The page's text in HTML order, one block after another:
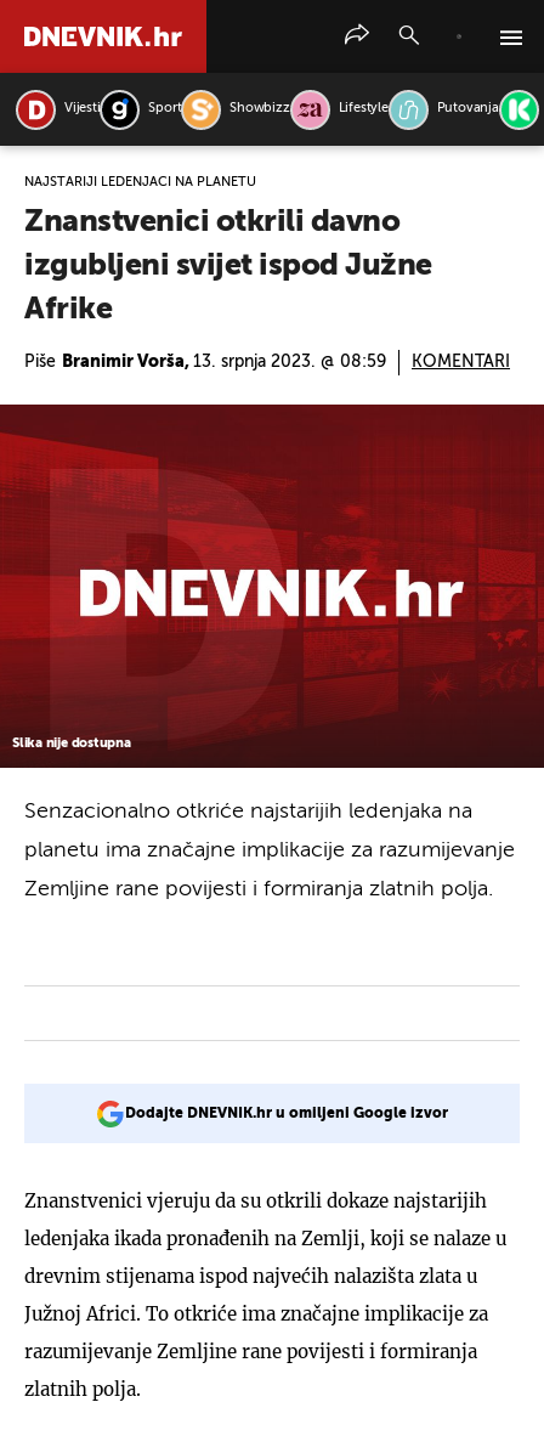
Vijesti Sport Showbizz Lifestyle Putovanja
NAJSTARIJI LEDENJACI NA PLANETU
Znanstvenici otkrili davno
izgubljeni svijet ispod Južne
Afrike
Piše Branimir Vorša, 13. srpnja 2023. @ 08:59 KOMENTARI
Slika nije dostupna
Senzacionalno otkriće najstarijih ledenjaka na
planetu ima značajne implikacije za razumijevanje
Zemljine rane povijesti i formiranja zlatnih polja.
Dodajte DNEVNIK.hr u omiljeni Google izvor
Znanstvenici vjeruju da su otkrili dokaze najstarijih
ledenjaka ikada pronađenih na Zemlji, koji se nalaze u
drevnim stijenama ispod najvećih nalazišta zlata u
Južnoj Africi. To otkriće ima značajne implikacije za
razumijevanje Zemljine rane povijesti i formiranja
zlatnih polja.
PRETRAŽITE VIJESTI